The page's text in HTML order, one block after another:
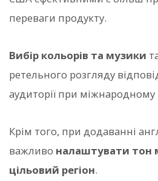
переваги продукту.
Вибір кольорів та музики
ретельного розгляду
аудиторії при міжнародному
Крім того, при додаванні
важливо налаштувати тон
цільовий регіон.